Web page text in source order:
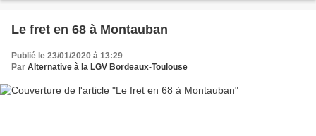
Le fret en 68 à Montauban
Publié le 23/01/2020 à 13:29
Par Alternative à la LGV Bordeaux-Toulouse